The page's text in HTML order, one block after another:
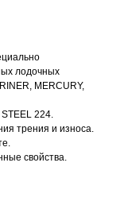
лодочных
MERCURY,
224.
трения и износа.
свойства.